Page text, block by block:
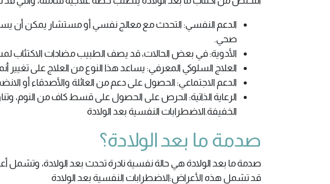
الدعم النفسي: التحدث مع معالج نفسي أو مستشار يمكن أن
صحي.
الأدوية: في بعض الحالات، قد يصف الطبيب مضادات الاكتئاب
العلاج السلوكي المعرفي: يساعد هذا النوع من العلاج على تغيير
الدعم الاجتماعي: الحصول على دعم من العائلة والأصدقاء أو
الرعاية الذاتية: الحرص على الحصول على قسط كاف من النوم،
الخفيفة.الاضطرابات النفسية بعد الولادة
صدمة ما بعد الولادة؟
صدمة ما بعد الولادة هي حالة نفسية نادرة تحدث بعد الولادة،
قد تشمل هذه الأعراض:الاضطرابات النفسية بعد الولادة